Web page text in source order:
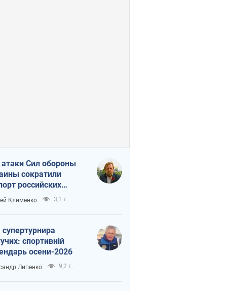
атаки Сил обороны
сократили
российских
Клименко 3,1 т.
спортивній
осени-2026
Липенко 9,2 т.